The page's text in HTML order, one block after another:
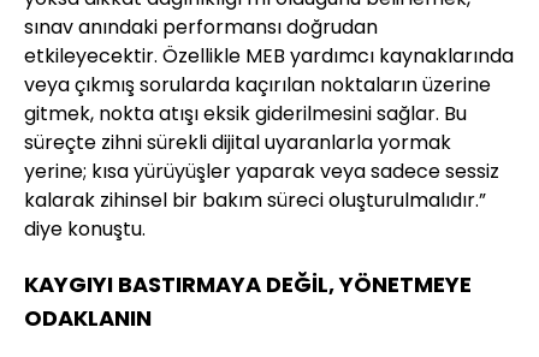
sınav anındaki performansı doğrudan
etkileyecektir. Özellikle MEB yardımcı kaynaklarında
veya çıkmış sorularda kaçırılan noktaların üzerine
gitmek, nokta atışı eksik giderilmesini sağlar. Bu
süreçte zihni sürekli dijital uyaranlarla yormak
yerine; kısa yürüyüşler yaparak veya sadece sessiz
kalarak zihinsel bir bakım süreci oluşturulmalıdır.”
diye konuştu.
KAYGIYI BASTIRMAYA DEĞİL, YÖNETMEYE
ODAKLANIN